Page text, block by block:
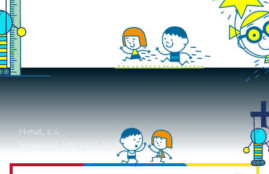
H-mat, z.ú.
Štěpánská 539/9 120 00 Praha 2, Česko